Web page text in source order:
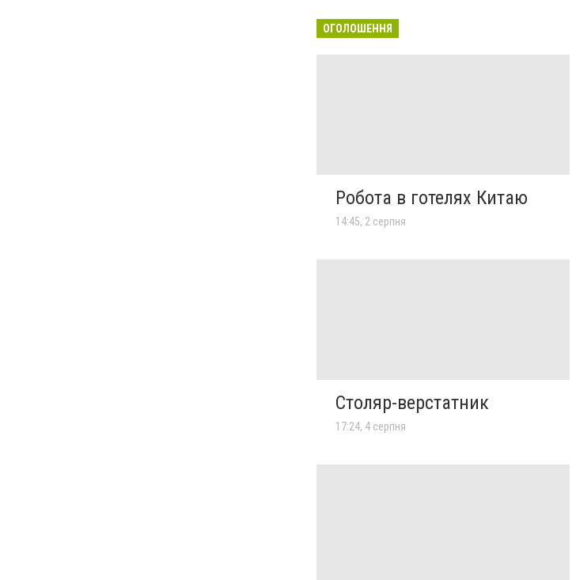
ОГОЛОШЕННЯ
Робота в готелях Китаю
14:45, 2 серпня
Столяр-верстатник
17:24, 4 серпня